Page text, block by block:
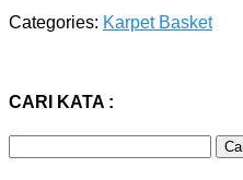
Categories: Karpet Basket
CARI KATA :
untuk: